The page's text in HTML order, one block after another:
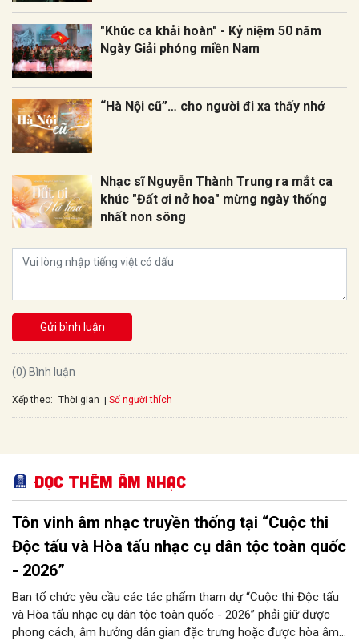
"Khúc ca khải hoàn" - Kỷ niệm 50 năm
Ngày Giải phóng miền Nam
“Hà Nội cũ”… cho người đi xa thấy nhớ
Nhạc sĩ Nguyễn Thành Trung ra mắt ca
khúc "Đất ơi nở hoa" mừng ngày thống
nhất non sông
Gửi bình luận
(0) Bình luận
Xếp theo: Thời gian Số người thích
Đọc thêm Âm nhạc
Tôn vinh âm nhạc truyền thống tại “Cuộc thi
Độc tấu và Hòa tấu nhạc cụ dân tộc toàn quốc
- 2026”
Ban tổ chức yêu cầu các tác phẩm tham dự “Cuộc thi Độc tấu
và Hòa tấu nhạc cụ dân tộc toàn quốc - 2026” phải giữ được
phong cách, âm hưởng dân gian đặc trưng hoặc được hòa âm,